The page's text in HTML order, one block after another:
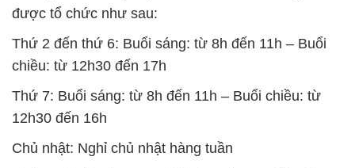
được tổ chức như sau:
Thứ 2 đến thứ 6: Buổi sáng: từ 8h đến 11h – Buổi
chiều: từ 12h30 đến 17h
Thứ 7: Buổi sáng: từ 8h đến 11h – Buổi chiều: từ
12h30 đến 16h
Chủ nhật: Nghỉ chủ nhật hàng tuần